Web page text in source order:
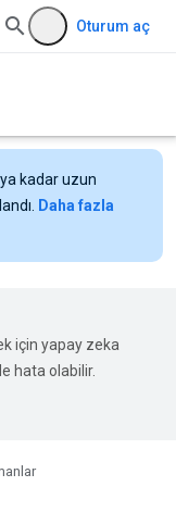
Oturum aç
kadar uzun
Daha fazla
için yapay zeka
hata olabilir.